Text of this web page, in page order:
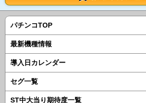
パチンコTOP
最新機種情報
導入日カレンダー
セグ一覧
ST中大当り期待度一覧